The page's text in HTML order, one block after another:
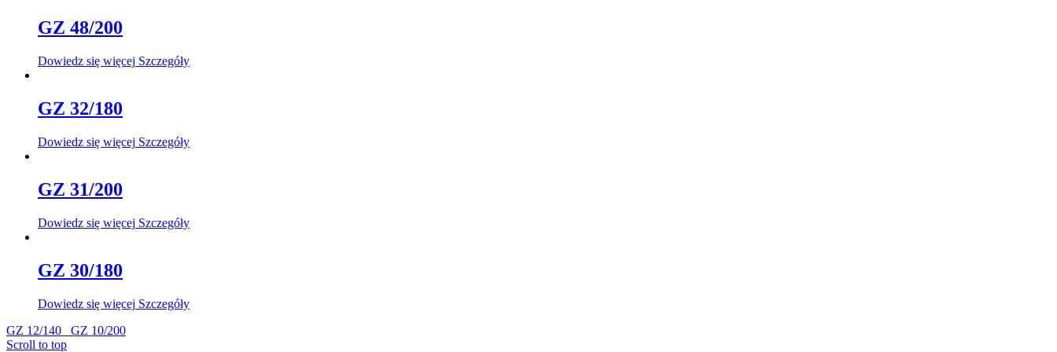
GZ 48/200
Dowiedz się więcej Szczegóły
GZ 32/180
Dowiedz się więcej Szczegóły
GZ 31/200
Dowiedz się więcej Szczegóły
GZ 30/180
Dowiedz się więcej Szczegóły
GZ 12/140
GZ 10/200
Scroll to top